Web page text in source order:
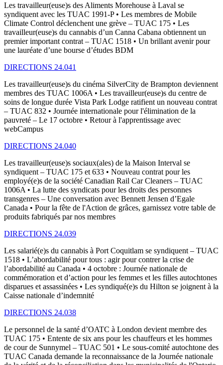
Les travailleur(euse)s des Aliments Morehouse à Laval se
syndiquent avec les TUAC 1991-P • Les membres de Mobile
Climate Control déclenchent une grève – TUAC 175 • Les
travailleur(euse)s du cannabis d’un Canna Cabana obtiennent un
premier important contrat – TUAC 1518 • Un brillant avenir pour
une lauréate d’une bourse d’études BDM
DIRECTIONS 24.041
Les travailleur(euse)s du cinéma SilverCity de Brampton deviennent
membres des TUAC 1006A • Les travailleur(euse)s du centre de
soins de longue durée Vista Park Lodge ratifient un nouveau contrat
– TUAC 832 • Journée internationale pour l'élimination de la
pauvreté – Le 17 octobre • Retour à l'apprentissage avec
webCampus
DIRECTIONS 24.040
Les travailleur(euse)s sociaux(ales) de la Maison Interval se
syndiquent – TUAC 175 et 633 • Nouveau contrat pour les
employé(e)s de la société Canadian Rail Car Cleaners – TUAC
1006A • La lutte des syndicats pour les droits des personnes
transgenres – Une conversation avec Bennett Jensen d’Egale
Canada • Pour la fête de l'Action de grâces, garnissez votre table de
produits fabriqués par nos membres
DIRECTIONS 24.039
Les salarié(e)s du cannabis à Port Coquitlam se syndiquent – TUAC
1518 • L’abordabilité pour tous : agir pour contrer la crise de
l’abordabilité au Canada • 4 octobre : Journée nationale de
commémoration et d’action pour les femmes et les filles autochtones
disparues et assassinées • Les syndiqué(e)s du Hilton se joignent à la
Caisse nationale d’indemnité
DIRECTIONS 24.038
Le personnel de la santé d’OATC à London devient membre des
TUAC 175 • Entente de six ans pour les chauffeurs et les hommes
de cour de Sunnymel – TUAC 501 • Le sous-comité autochtone des
TUAC Canada demande la reconnaissance de la Journée nationale